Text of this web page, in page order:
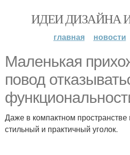
ИДЕИ ДИЗАЙНА
главная новости
Маленькая
повод
Даже в компактном
стильный и практичный уголок.